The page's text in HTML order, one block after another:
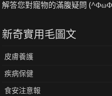
解答您對寵物的滿腹疑問
新奇實用毛圖文
皮膚養護
疾病保健
食安注意報